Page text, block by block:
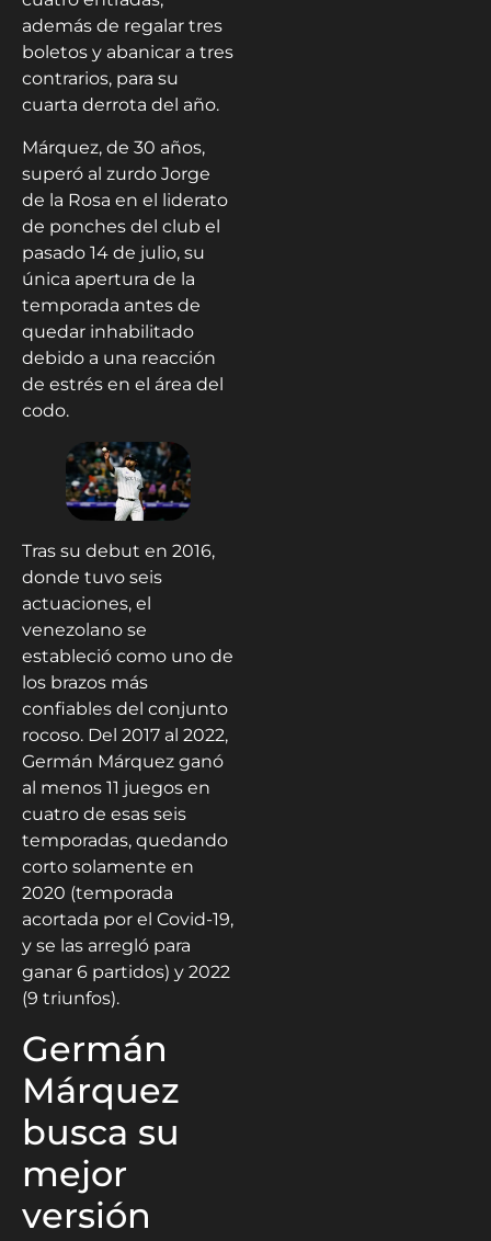
además de regalar tres
boletos y abanicar a tres
contrarios, para su
cuarta derrota del año.
Márquez, de 30 años,
superó al zurdo Jorge
de la Rosa en el liderato
de ponches del club el
pasado 14 de julio, su
única apertura de la
temporada antes de
quedar inhabilitado
debido a una reacción
de estrés en el área del
codo.
Tras su debut en 2016,
donde tuvo seis
actuaciones, el
venezolano se
estableció como uno de
los brazos más
confiables del conjunto
rocoso. Del 2017 al 2022,
Germán Márquez ganó
al menos 11 juegos en
cuatro de esas seis
temporadas, quedando
corto solamente en
2020 (temporada
acortada por el Covid-19,
y se las arregló para
ganar 6 partidos) y 2022
(9 triunfos).
Germán
Márquez
busca su
mejor
versión